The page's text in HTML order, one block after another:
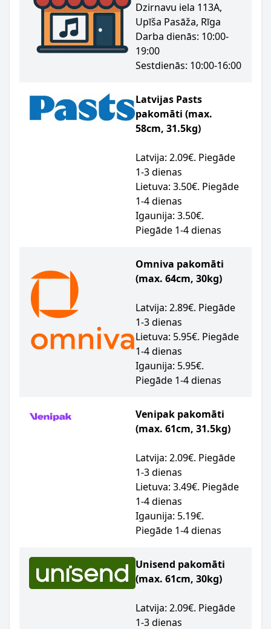
Dzirnavu iela 113A,
Upīša Pasāža, Rīga
Darba dienās: 10:00-
19:00
Sestdienās: 10:00-16:00
Latvijas Pasts
pakomāti (max.
58cm, 31.5kg)
Latvija: 2.09€. Piegāde
1-3 dienas
Lietuva: 3.50€. Piegāde
1-4 dienas
Igaunija: 3.50€.
Piegāde 1-4 dienas
Omniva pakomāti
(max. 64cm, 30kg)
Latvija: 2.89€. Piegāde
1-3 dienas
Lietuva: 5.95€. Piegāde
1-4 dienas
Igaunija: 5.95€.
Piegāde 1-4 dienas
Venipak pakomāti
(max. 61cm, 31.5kg)
Latvija: 2.09€. Piegāde
1-3 dienas
Lietuva: 3.49€. Piegāde
1-4 dienas
Igaunija: 5.19€.
Piegāde 1-4 dienas
Unisend pakomāti
(max. 61cm, 30kg)
Latvija: 2.09€. Piegāde
1-3 dienas